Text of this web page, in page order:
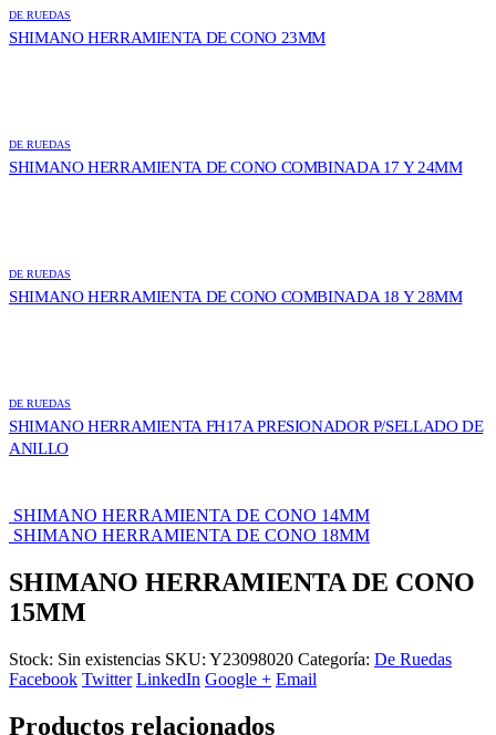
DE RUEDAS
SHIMANO HERRAMIENTA DE CONO 23MM
DE RUEDAS
SHIMANO HERRAMIENTA DE CONO COMBINADA 17 Y 24MM
DE RUEDAS
SHIMANO HERRAMIENTA DE CONO COMBINADA 18 Y 28MM
DE RUEDAS
SHIMANO HERRAMIENTA FH17A PRESIONADOR P/SELLADO DE
ANILLO
SHIMANO HERRAMIENTA DE CONO 14MM
SHIMANO HERRAMIENTA DE CONO 18MM
SHIMANO HERRAMIENTA DE CONO
15MM
Stock: Sin existencias SKU: Y23098020 Categoría: De Ruedas
Facebook Twitter LinkedIn Google + Email
Productos relacionados